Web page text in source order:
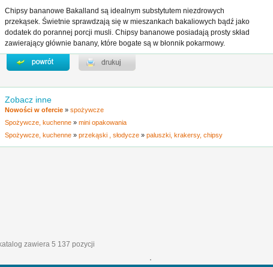
Chipsy bananowe Bakalland są idealnym substytutem niezdrowych
przekąsek. Świetnie sprawdzają się w mieszankach bakaliowych bądź jako
dodatek do porannej porcji musli. Chipsy bananowe posiadają prosty skład
zawierający głównie banany, które bogate są w błonnik pokarmowy.
Zobacz inne
Nowości w ofercie » spożywcze
Spożywcze, kuchenne » mini opakowania
Spożywcze, kuchenne » przekąski , słodycze » paluszki, krakersy, chipsy
zawiera 5 137 pozycji
'